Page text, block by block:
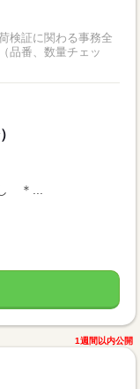
検証に関わる事務全
＊...
1週間以内公開